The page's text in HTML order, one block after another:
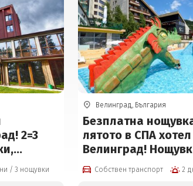
2=3
стая
човек
4 дни / 3 нощувки
Велинград, България
Безплатна
лятото в СПА
Велинград!
закуска и вечеря +
на All inclusive light,
Собствен транспорт